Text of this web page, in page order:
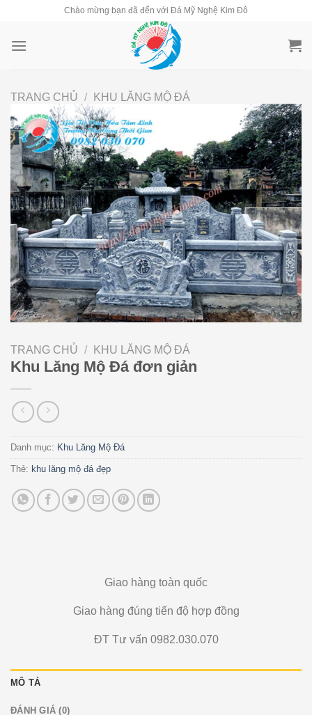
content
Chào mừng bạn đã đến với Đá Mỹ Nghệ Kim Đô
TRANG CHỦ / KHU LĂNG MỘ ĐÁ
TRANG CHỦ / KHU LĂNG MỘ ĐÁ
Khu Lăng Mộ Đá đơn giản
Danh mục: Khu Lăng Mộ Đá
Thẻ: khu lăng mộ đá đẹp
Giao hàng toàn quốc
Giao hàng đúng tiến độ hợp đồng
ĐT Tư vấn 0982.030.070
MÔ TẢ
ĐÁNH GIÁ (0)